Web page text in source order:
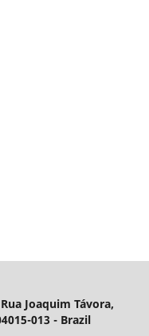
Joaquim Távora,
013 - Brazil